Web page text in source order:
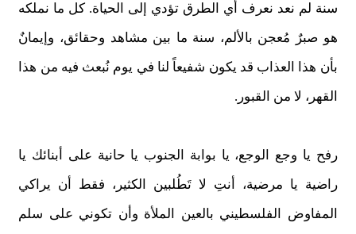
سنة لم نعد نعرف أي الطرق تؤدي إلى الحياة. كل ما نملكه
هو صبرٌ مُعجن بالألم، سنة ما بين مشاهد وحقائق، وإيمانٌ
بأن هذا العذاب قد يكون شفيعاً لنا في يوم نُبعث فيه من هذا
القهر، لا من القبور.
رفح يا وجع الوجع، يا بوابة الجنوب يا حانية على أبنائك يا
راضية يا مرضية، أنتِ لا تَطُلبين الكثير، فقط أن يراكي
المفاوض الفلسطيني بالعين الملأة وأن تكوني على سلم